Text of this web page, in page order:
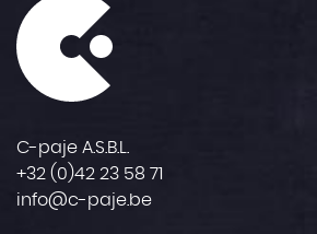
C-paje A.S.B.L.
+32 (0)42 23 58 71
info@c-paje.be